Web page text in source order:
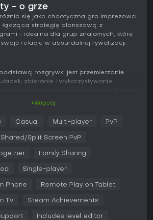
- o grze
się jako chaotyczna gra imprezowa
łącząca strategię planszową z
- idealna dla grup znajomych, które
relacje w absurdalnej rywalizacji.
podstawą rozgrywki jest przemierzanie
zbieranie i wykorzystywanie
strategię z błyskawicznymi reakcjami
środowiskach wymagających ciągłej
jak kopanie po skarby czy
się na walce opartej na przedmiotach i
wykorzystania otoczenia. Boty zastępują
gwarantując płynną zabawę nawet w
+Więcej
Casual Multi-player PvP
Shared/Split Screen PvP
Family Sharing
Single-player
Phone Remote Play on Tablet
TV Steam Achievements
Includes level editor